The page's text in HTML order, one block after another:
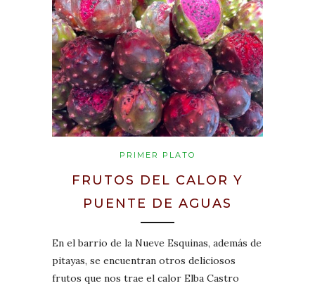
PRIMER PLATO
FRUTOS DEL CALOR Y
PUENTE DE AGUAS
En el barrio de la Nueve Esquinas, además de
pitayas, se encuentran otros deliciosos
frutos que nos trae el calor Elba Castro